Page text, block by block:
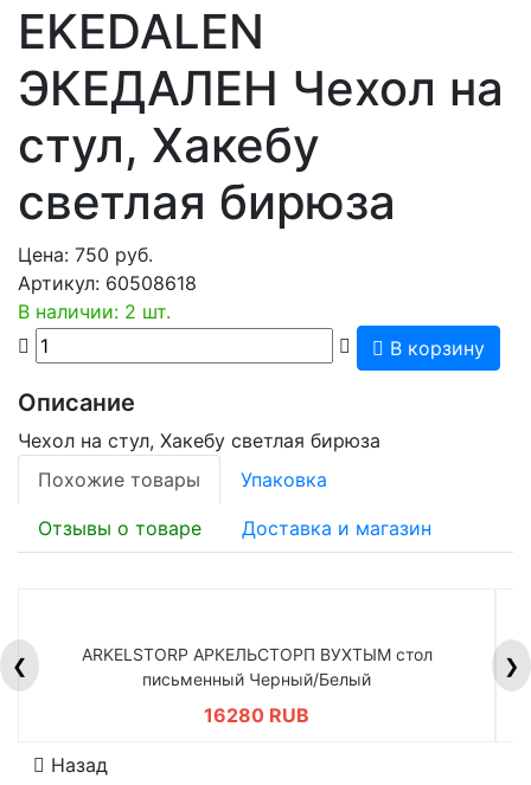
EKEDALEN
ЭКЕДАЛЕН Чехол на
стул, Хакебу
светлая бирюза
Цена: 750 руб.
Артикул: 60508618
В наличии: 2 шт.
В корзину
Описание
Чехол на стул, Хакебу светлая бирюза
Похожие товары
Упаковка
Отзывы о товаре Доставка и магазин
❮
ARKELSTORP АРКЕЛЬСТОРП ВУХТЫМ стол
письменный Черный/Белый
16280 RUB
❯
Назад